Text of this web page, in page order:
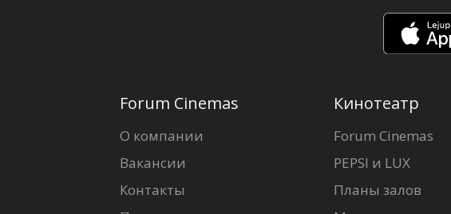
Forum Cinemas
О компании
Вакансии
Контакты
Кинотеатр
Forum Cinemas
PEPSI и LUX
Планы залов